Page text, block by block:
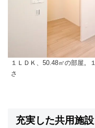
１ＬＤＫ、50.48㎡の部屋。
さ
充実した共用施設